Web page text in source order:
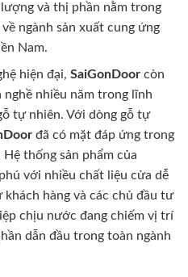
và thị phần nằm trong
ngành sản xuất cung ứng
Nam.
hiện đại, SaiGonDoor còn
nhiều năm trong lĩnh
tự nhiên. Với dòng gỗ tự
đã có mặt đáp ứng trong
thống sản phẩm của
với nhiều chất liệu cửa dễ
hàng và các chủ đầu tư
chịu nước đang chiếm vị trí
dẫn đầu trong toàn ngành